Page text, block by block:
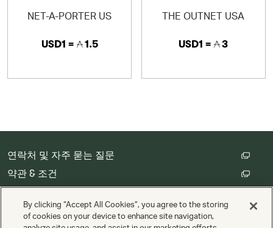
NET-A-PORTER US
USD1 = 1.5
THE OUTNET USA
USD1 = 3
연락처 및 자주 묻는 질문
약관 & 조건
쿠키 설정
By clicking “Accept All Cookies”, you agree to the storing
of cookies on your device to enhance site navigation,